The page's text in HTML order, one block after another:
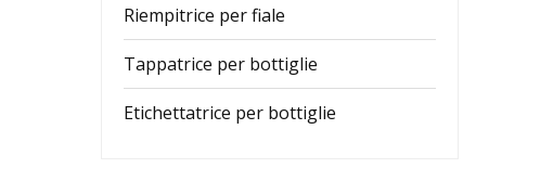
Riempitrice per fiale
Tappatrice per bottiglie
Etichettatrice per bottiglie